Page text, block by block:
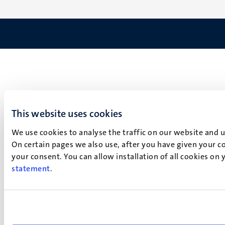
This website uses cookies
We use cookies to analyse the traffic on our website
On certain pages we also use, after you have given your
your consent. You can allow installation of all cookies
statement.